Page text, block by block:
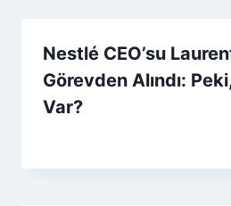
Nestlé CEO’su
Görevden Alındı:
Var?